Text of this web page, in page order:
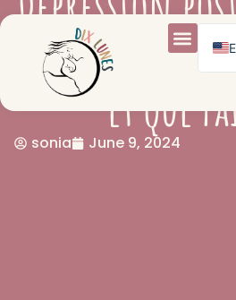
comment la
et que
sonia June 9, 2024